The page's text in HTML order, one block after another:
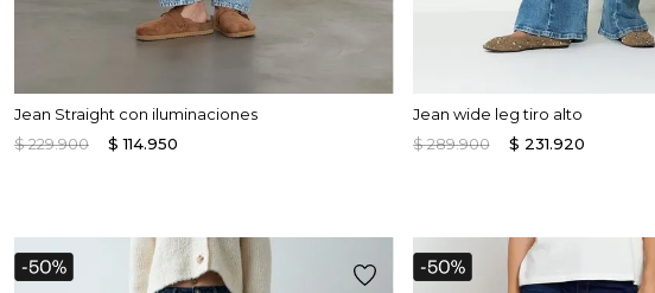
Jean Straight con iluminaciones
$229.900 $ 114.950
Jean wide leg tiro alto
$289.900 $ 231.920